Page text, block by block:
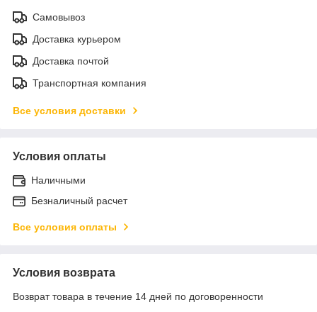
Самовывоз
Доставка курьером
Доставка почтой
Транспортная компания
Все условия доставки
Условия оплаты
Наличными
Безналичный расчет
Все условия оплаты
Условия возврата
Возврат товара в течение 14 дней по договоренности